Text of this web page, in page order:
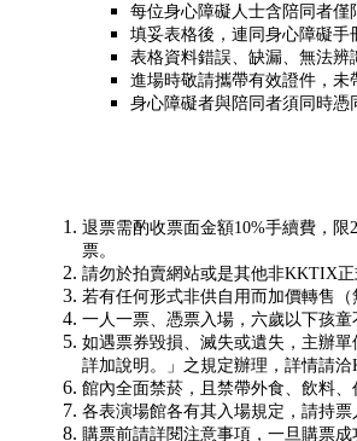
每位身心障礙人士含陪同者僅
填妥表格後，連同身心障礙手
表格資料錯誤、缺漏、無法辨
進場時敬請攜帶有效證件，未
身心障礙者與陪同者須同時憑
退票需酌收票面金額10%手續費，
票。
請勿於拍賣網站或是其他非KKTIX
若有任何形式非供自用而加價轉售
一人一票、憑票入場，六歲以下孩
如遇票券毀損、滅失或遺失，主辦
詳加說明。」之規定辦理，詳情請洽
館內全面禁菸，且禁帶外食、飲料
各表演場館各有其入場規定，請持票
購票前請詳閱注意事項，一旦購票